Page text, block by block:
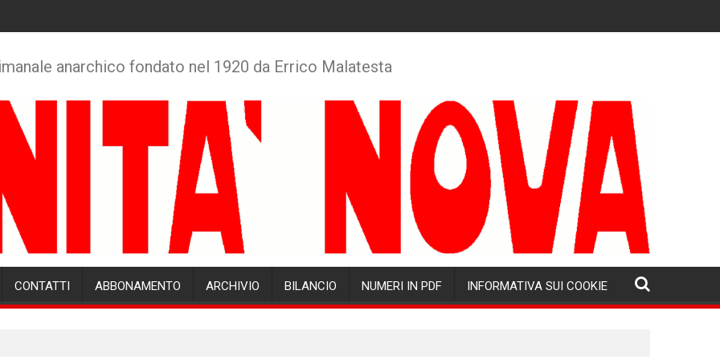
anarchico fondato nel 1920 da Errico Malatesta
CONTATTI ABBONAMENTO ARCHIVIO BILANCIO NUMERI IN PDF INFORMATIVA SUI COOKIE